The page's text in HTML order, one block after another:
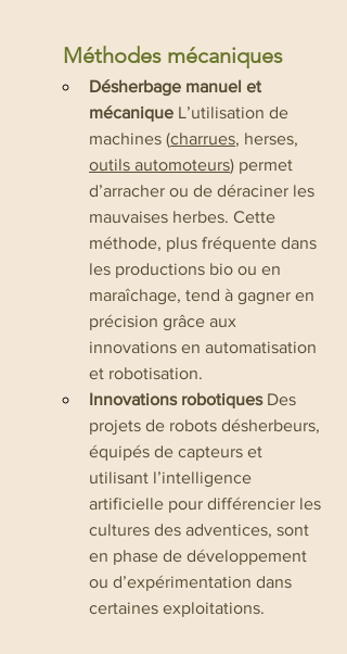
Méthodes mécaniques
Désherbage manuel et
mécanique L’utilisation de
machines (charrues, herses,
outils automoteurs) permet
d’arracher ou de déraciner les
mauvaises herbes. Cette
méthode, plus fréquente dans
les productions bio ou en
maraîchage, tend à gagner en
précision grâce aux
innovations en automatisation
et robotisation.
Innovations robotiques Des
projets de robots désherbeurs,
équipés de capteurs et
utilisant l’intelligence
artificielle pour différencier les
cultures des adventices, sont
en phase de développement
ou d’expérimentation dans
certaines exploitations.